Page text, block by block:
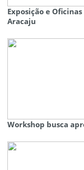
Exposição e
Aracaju
Workshop busca